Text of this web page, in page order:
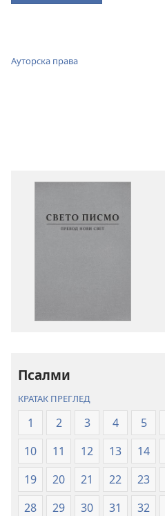
Ауторска права
Псалми
КРАТАК ПРЕГЛЕД
1 2 3 4 5
10
11 12 13 14
19
20 21 22 23
28
29 30 31 32